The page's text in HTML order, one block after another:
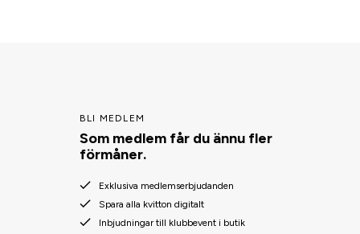
BLI MEDLEM
Som medlem får du ännu fler
förmåner.
Exklusiva medlemserbjudanden
Spara alla kvitton digitalt
Inbjudningar till klubbevent i butik